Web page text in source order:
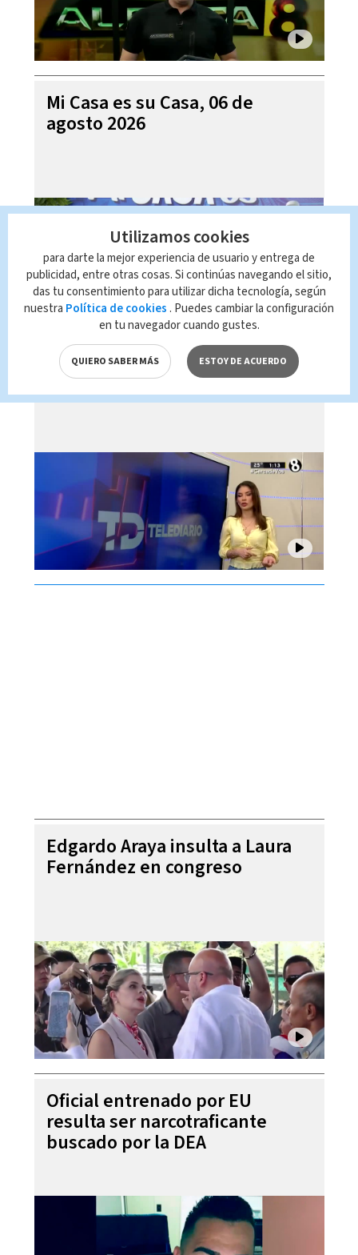
Mi Casa es su Casa, 06 de
agosto 2026
Telediario En Directo con Paula
Brenes, 06 de agosto 2026
Edgardo Araya insulta a Laura
Fernández en congreso
Oficial entrenado por EU
resulta ser narcotraficante
buscado por la DEA
Utilizamos cookies
para darte la mejor experiencia de usuario y entrega de
publicidad, entre otras cosas. Si continúas navegando el sitio,
das tu consentimiento para utilizar dicha tecnología, según
nuestra Política de cookies . Puedes cambiar la configuración
en tu navegador cuando gustes.
QUIERO SABER MÁS ESTOY DE ACUERDO